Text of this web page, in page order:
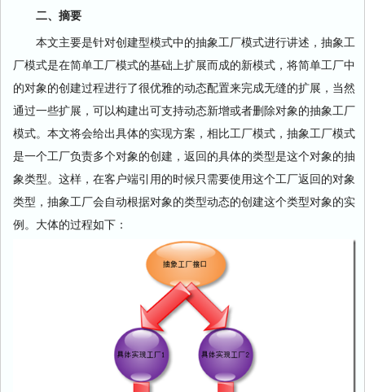
二、摘要
本文主要是针对创建型模式中的抽象工厂模式进行讲述，抽象工
厂模式是在简单工厂模式的基础上扩展而成的新模式，将简单工厂中
的对象的创建过程进行了很优雅的动态配置来完成无缝的扩展，当然
通过一些扩展，可以构建出可支持动态新增或者删除对象的抽象工厂
模式。本文将会给出具体的实现方案，相比工厂模式，抽象工厂模式
是一个工厂负责多个对象的创建，返回的具体的类型是这个对象的抽
象类型。这样，在客户端引用的时候只需要使用这个工厂返回的对象
类型，抽象工厂会自动根据对象的类型动态的创建这个类型对象的实
例。大体的过程如下：